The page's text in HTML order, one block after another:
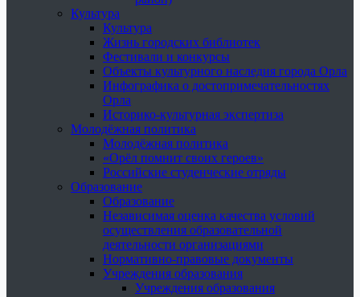
Культура
Культура
Жизнь городских библиотек
Фестивали и конкурсы
Объекты культурного наследия города Орла
Инфографика о достопримечательностях
Орла
Историко-культурная экспертиза
Молодёжная политика
Молодёжная политика
«Орёл помнит своих героев»
Российские студенческие отряды
Образование
Образование
Независимая оценка качества условий
осуществления образовательной
деятельности организациями
Нормативно-правовые документы
Учреждения образования
Учреждения образования